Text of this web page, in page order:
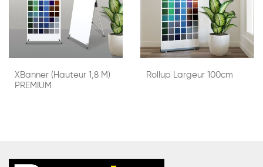
XBanner (hauteur 1,8 M)
PREMIUM
Rollup Largeur 100cm